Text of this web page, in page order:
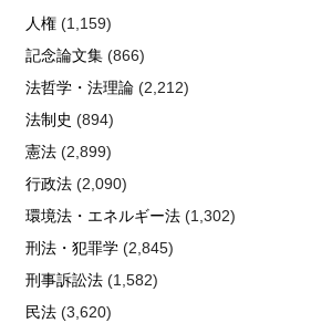
人権(1,159)
記念論文集(866)
法哲学・法理論(2,212)
法制史 (894)
憲法(2,899)
行政法(2,090)
環境法・エネルギー法(1,302)
刑法・犯罪学(2,845)
刑事訴訟法(1,582)
民法(3,620)